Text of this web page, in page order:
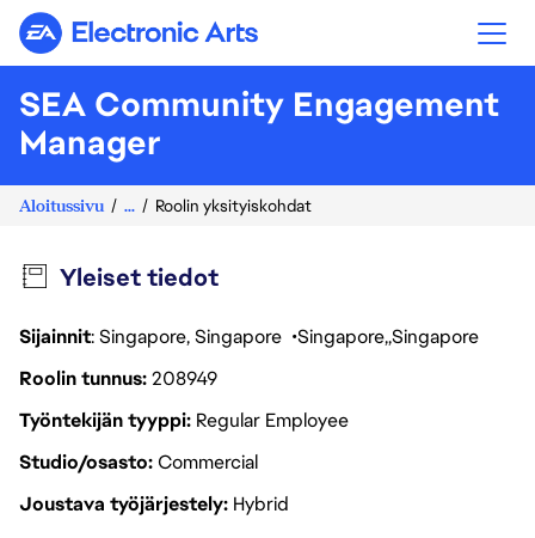
Electronic Arts
SEA Community Engagement
Manager
Aloitussivu ... Roolin yksityiskohdat
Yleiset tiedot
Sijainnit: Singapore, Singapore Singapore Singapore
Roolin tunnus208949
Työntekijän tyyppi Regular Employee
Studio/osastoCommercial
Joustava työjärjestely Hybrid